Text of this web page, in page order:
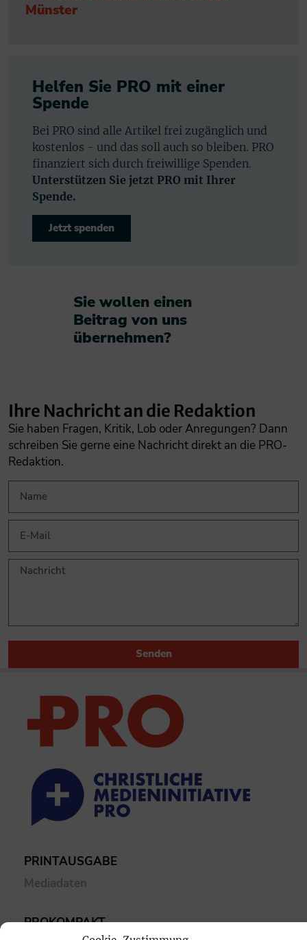
Münster
Helfen Sie PRO mit einer
Spende
Bei PRO sind alle Artikel frei zugänglich und
kostenlos - und das soll auch so bleiben. PRO
finanziert sich durch freiwillige Spenden.
Unterstützen Sie jetzt PRO mit Ihrer
Spende.
Jetzt spenden
Sie wollen einen
Beitrag von uns
übernehmen?​
Ihre Nachricht an die Redaktion
Sie haben Fragen, Kritik, Lob oder Anregungen? Dann
schreiben Sie gerne eine Nachricht direkt an die PRO-
Redaktion.
Senden
PRINTAUSGABE
Mediadaten
PROKOMPAKT